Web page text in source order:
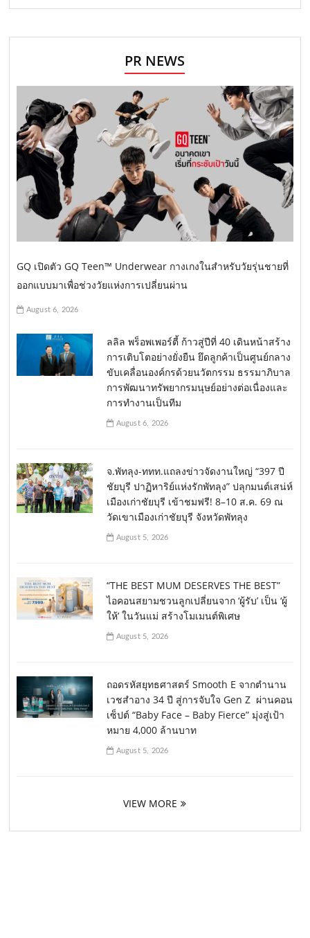
PR NEWS
GQ เปิดตัว GQ Teen™ Underwear กางเกงในสำหรับวัยรุ่นชายที่
ออกแบบมาเพื่อช่วงวัยแห่งการเปลี่ยนผ่าน
August 6, 2026
ลลิล พร็อพเพอร์ตี้ ก้าวสู่ปีที่ 40 เดินหน้าสร้าง
การเติบโตอย่างยั่งยืน ยึดลูกค้าเป็นศูนย์กลาง
ขับเคลื่อนองค์กรด้วยนวัตกรรม ธรรมาภิบาล
การพัฒนาทรัพยากรมนุษย์อย่างต่อเนื่องและ
การทำงานเป็นทีม
August 6, 2026
จ.พัทลุง-ททท.แถลงข่าวจัดงานใหญ่ “397 ปี
ชัยบุรี ปาฏิหาริย์แห่งรักพัทลุง” ปลุกมนต์เสน่ห์
เมืองเก่าชัยบุรี เข้าชมฟรี! 8–10 ส.ค. 69 ณ
วัดเขาเมืองเก่าชัยบุรี จังหวัดพัทลุง
August 5, 2026
“THE BEST MUM DESERVES THE BEST”
ไอคอนสยามชวนลูกเปลี่ยนจาก ‘ผู้รับ’ เป็น ‘ผู้
ให้’ ในวันแม่ สร้างโมเมนต์พิเศษ
August 5, 2026
ถอดรหัสยุทธศาสตร์ Smooth E จากตำนาน
เวชสำอาง 34 ปี สู่การจับใจ Gen Z ผ่านคอน
เซ็ปต์ “Baby Face – Baby Fierce” มุ่งสู่เป้า
หมาย 4,000 ล้านบาท
August 5, 2026
VIEW MORE